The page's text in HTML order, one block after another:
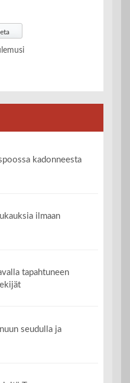
kadonneesta
ilmaan
tapahtuneen
seudulla ja